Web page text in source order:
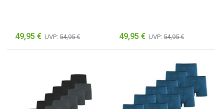
49,95 € UVP: 54,95 € 49,95 € UVP: 54,95 €